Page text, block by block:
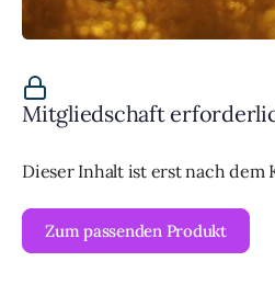
Mitgliedschaft
Dieser Inhalt ist erst nach dem
Zum passenden Produkt